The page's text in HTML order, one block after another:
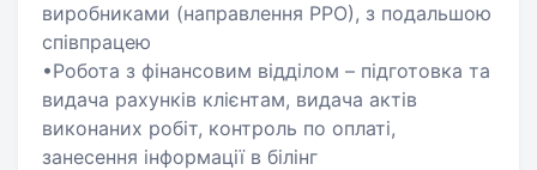
виробниками (направлення РРО), з подальшою
співпрацею
•Робота з фінансовим відділом – підготовка та
видача рахунків клієнтам, видача актів
виконаних робіт, контроль по оплаті,
занесення інформації в білінг